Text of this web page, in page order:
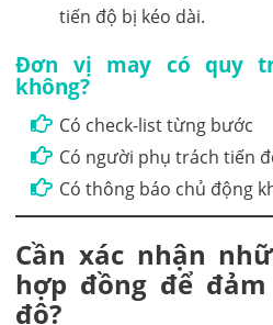
tiến độ bị kéo dài.
Đơn vị may có quy
không?
Có check-list từng bước
Có người phụ trách tiến
Có thông báo chủ động
Cần xác nhận
hợp đồng để
độ?